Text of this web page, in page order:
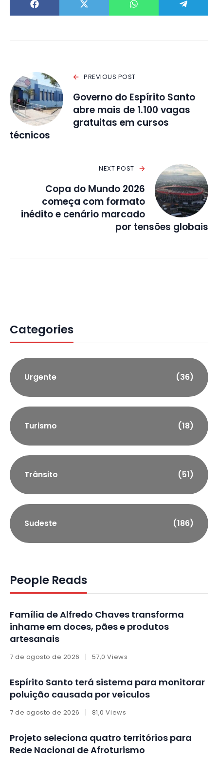
PREVIOUS POST
Governo do Espírito Santo
abre mais de 1.100 vagas
gratuitas em cursos
técnicos
NEXT POST
Copa do Mundo 2026
começa com formato
inédito e cenário marcado
por tensões globais
Categories
Urgente (36)
Turismo (18)
Trânsito (51)
Sudeste (186)
People Reads
Família de Alfredo Chaves transforma
inhame em doces, pães e produtos
artesanais
7 de agosto de 2026 57,0 Views
Espírito Santo terá sistema para monitorar
poluição causada por veículos
7 de agosto de 2026 81,0 Views
Projeto seleciona quatro territórios para
Rede Nacional de Afroturismo